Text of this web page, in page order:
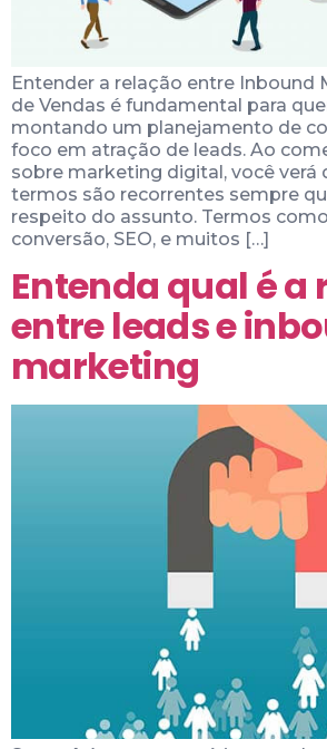
Entender a relação entre Inbound
de Vendas é fundamental para
montando um planejamento de
foco em atração de leads. Ao
sobre marketing digital, você verá
termos são recorrentes sempre
respeito do assunto. Termos
conversão, SEO, e muitos […]
Entenda qual é a
entre leads e
marketing